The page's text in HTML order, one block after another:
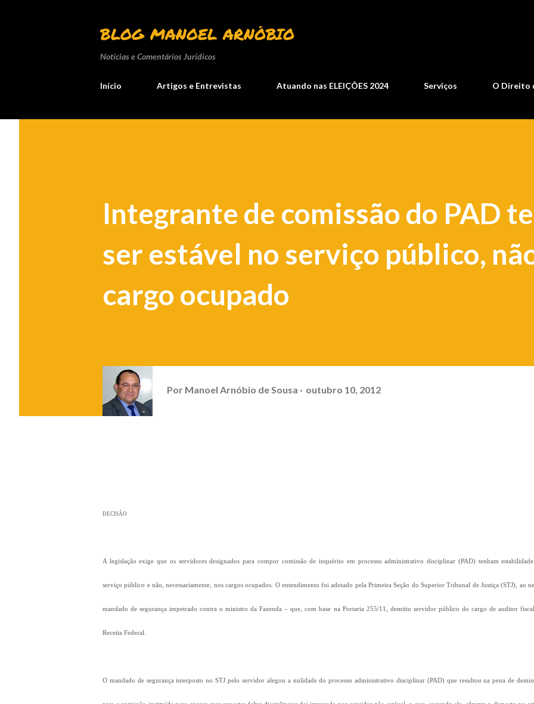
BLOG MANOEL ARNÓBIO
Notícias e Comentários Jurídicos
Início Artigos e Entrevistas Atuando nas ELEIÇÕES 2024 Serviços O Direito
Integrante de comissão do PAD
ser estável no serviço público,
cargo ocupado
Por Manoel Arnóbio de Sousa outubro 10, 2012
DECISÃO
A legislação exige que os servidores designados para compor comissão de inquérito em processo administrativo disciplinar (PAD) tenham
serviço público e não, necessariamente, nos cargos ocupados. O entendimento foi adotado pela Primeira Seção do Superior Tribunal de Justiça (STJ), ao
mandado de segurança impetrado contra o ministro da Fazenda – que, com base na Portaria 255/11, demitiu servidor público do cargo de auditor
Receita Federal.
O mandado de segurança interposto no STJ pelo servidor alegou a nulidade do processo administrativo disciplinar (PAD) que resultou na pena de